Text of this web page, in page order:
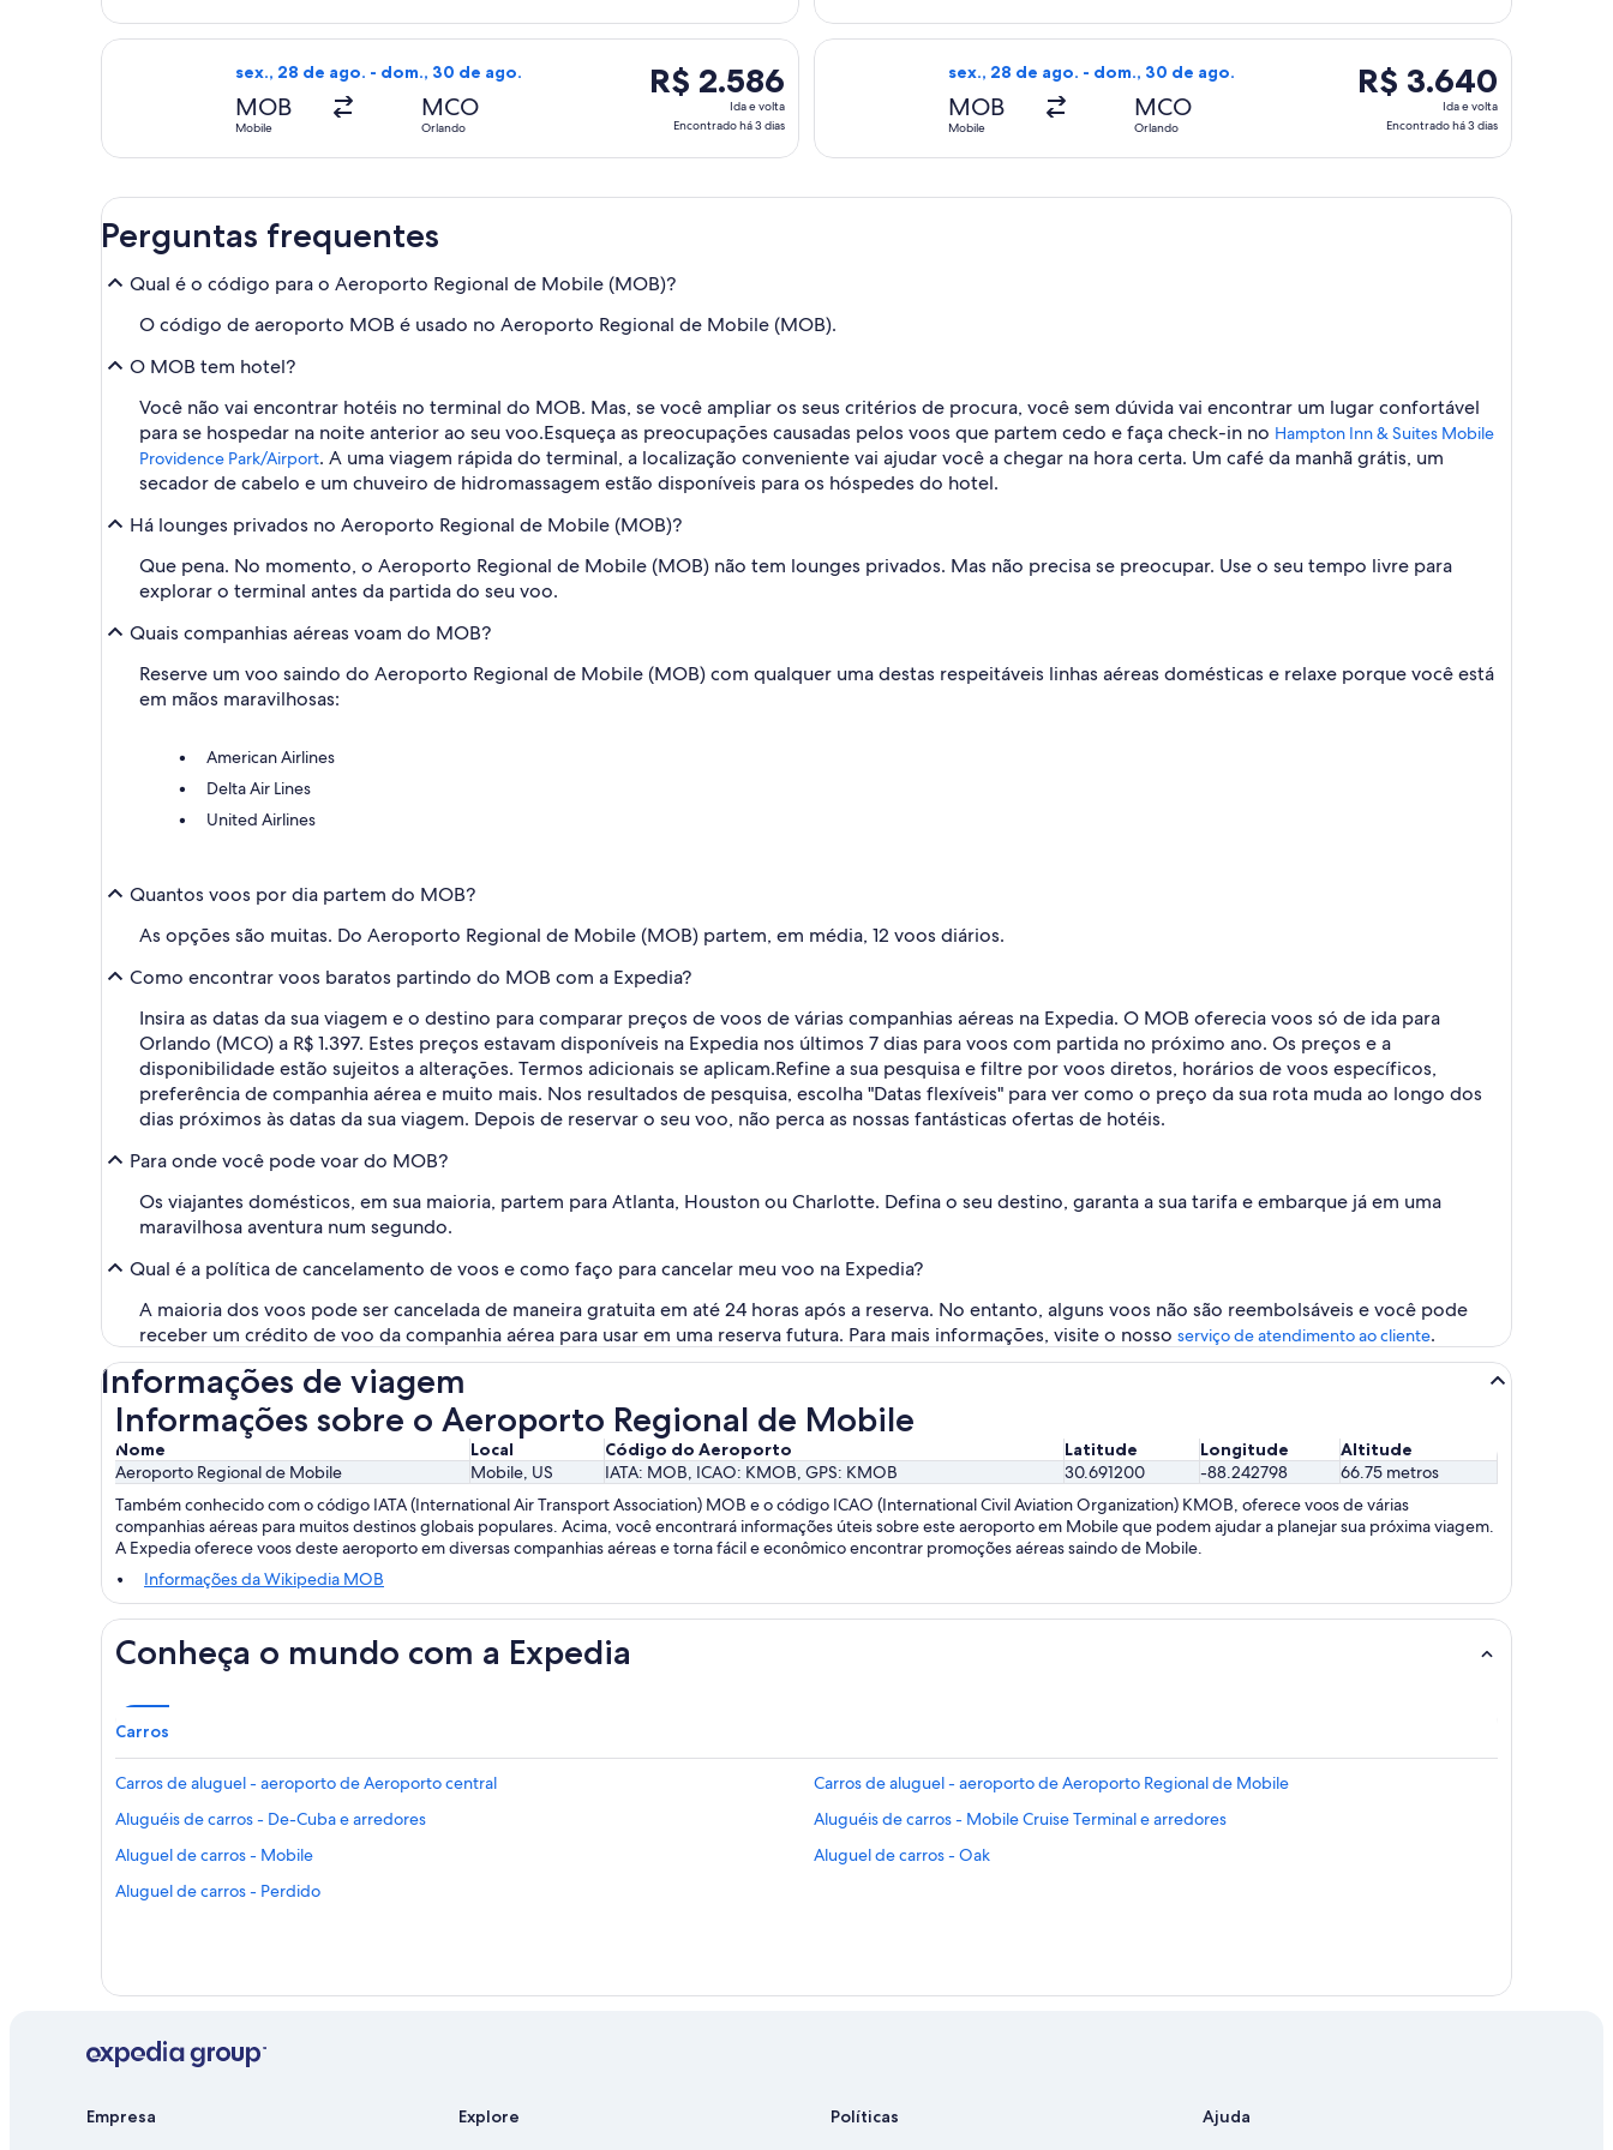
Encontrado
há
3
Encontrado
há
3
sex., 28 de ago. - dom., 30 de ago.
MOB
Mobile
MCO
Orlando
R$ 2.586
Ida
há
R$ 2.586
Ida e volta
Encontrado há 3 dias
Selecionar o voo da Delta, que sai em sex., 28 de ago. de Mobile para Orlando e volta em dom., 30 de ago., pelo valor de R$ 2.586. Encontrado há 3 dias
sex., 28 de ago. - dom., 30 de ago.
MOB
Mobile
MCO
Orlando
R$ 3.640
Ida
há
R$ 3.640
Ida e volta
Encontrado há 3 dias
Selecionar o voo da United, que sai em sex., 28 de ago. de Mobile para
Perguntas frequentes
Qual é o código para o Aeroporto Regional de Mobile (MOB)?
O código de aeroporto MOB é usado no Aeroporto Regional de Mobile (MOB).
O MOB tem hotel?
Você não vai encontrar hotéis no terminal do MOB. Mas, se você ampliar os seus critérios de procura, você sem dúvida vai encontrar um lugar confortável
para se hospedar na noite anterior ao seu voo.Esqueça as preocupações causadas pelos voos que partem cedo e faça check-in no Hampton Inn & Suites Mobile
Providence Park/Airport. A uma viagem rápida do terminal, a localização conveniente vai ajudar você a chegar na hora certa. Um café da manhã grátis, um
secador de cabelo e um chuveiro de hidromassagem estão disponíveis para os hóspedes do hotel.
Há lounges privados no Aeroporto Regional de Mobile (MOB)?
Que pena. No momento, o Aeroporto Regional de Mobile (MOB) não tem lounges privados. Mas não precisa se preocupar. Use o seu tempo livre para
explorar o terminal antes da partida do seu voo.
Quais companhias aéreas voam do MOB?
Reserve um voo saindo do Aeroporto Regional de Mobile (MOB) com qualquer uma destas respeitáveis linhas aéreas domésticas e relaxe porque você está
em mãos maravilhosas:
American Airlines
Delta Air Lines
United Airlines
Quantos voos por dia partem do MOB?
As opções são muitas. Do Aeroporto Regional de Mobile (MOB) partem, em média, 12 voos diários.
Como encontrar voos baratos partindo do MOB com a Expedia?
Insira as datas da sua viagem e o destino para comparar preços de voos de várias companhias aéreas na Expedia. O MOB oferecia voos só de ida para
Orlando (MCO) a R$ 1.397. Estes preços estavam disponíveis na Expedia nos últimos 7 dias para voos com partida no próximo ano. Os preços e a
disponibilidade estão sujeitos a alterações. Termos adicionais se aplicam.Refine a sua pesquisa e filtre por voos diretos, horários de voos específicos,
preferência de companhia aérea e muito mais. Nos resultados de pesquisa, escolha "Datas flexíveis" para ver como o preço da sua rota muda ao longo dos
dias próximos às datas da sua viagem. Depois de reservar o seu voo, não perca as nossas fantásticas ofertas de hotéis.
Para onde você pode voar do MOB?
Os viajantes domésticos, em sua maioria, partem para Atlanta, Houston ou Charlotte. Defina o seu destino, garanta a sua tarifa e embarque já em uma
maravilhosa aventura num segundo.
Qual é a política de cancelamento de voos e como faço para cancelar meu voo na Expedia?
A maioria dos voos pode ser cancelada de maneira gratuita em até 24 horas após a reserva. No entanto, alguns voos não são reembolsáveis ​​e você pode
receber um crédito de voo da companhia aérea para usar em uma reserva futura. Para mais informações, visite o nosso serviço de atendimento ao cliente.
Informações de viagem
Informações sobre o Aeroporto Regional de Mobile
Nome Local Código do Aeroporto Latitude Longitude
Altitude
Aeroporto Regional de Mobile
Mobile, US IATA: MOB, ICAO: KMOB, GPS: KMOB 30.691200 -88.242798
66.75 metros
Também conhecido com o código IATA (International Air Transport Association) MOB e o código ICAO (International Civil Aviation Organization) KMOB, oferece voos de várias
companhias aéreas para muitos destinos globais populares. Acima, você encontrará informações úteis sobre este aeroporto em Mobile que podem ajudar a planejar sua próxima viagem.
A Expedia oferece voos deste aeroporto em diversas companhias aéreas e torna fácil e econômico encontrar promoções aéreas saindo de Mobile.
Informações da Wikipedia MOB
Conheça o mundo com a Expedia
Carros
Carros de aluguel - aeroporto de Aeroporto central
Carros de aluguel - aeroporto de Aeroporto Regional de Mobile
Aluguéis de carros - De-Cuba e arredores
Aluguéis de carros - Mobile Cruise Terminal e arredores
Aluguel de carros - Mobile
Aluguel de carros - Oak
Aluguel de carros - Perdido
Empresa Explore Políticas Ajuda